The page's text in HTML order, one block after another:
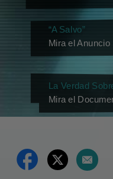
“A Salvo”
Mira el Anuncio
La Verdad
Mira el